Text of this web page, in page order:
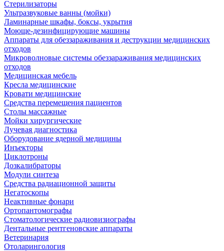
Стерилизаторы
Ультразвуковые ванны (мойки)
Ламинарные шкафы, боксы, укрытия
Моюще-дезинфицирующие машины
Аппараты для обеззараживания и деструкции медицинских
отходов
Микроволновые системы обеззараживания медицинских
отходов
Медицинская мебель
Кресла медицинские
Кровати медицинские
Средства перемещения пациентов
Столы массажные
Мойки хирургические
Лучевая диагностика
Оборудование ядерной медицины
Инъекторы
Циклотроны
Дозкалибраторы
Модули синтеза
Средства радиационной защиты
Негатоскопы
Неактивные фонари
Ортопантомографы
Стоматологические радиовизиографы
Дентальные рентгеновские аппараты
Ветеринария
Отоларингология